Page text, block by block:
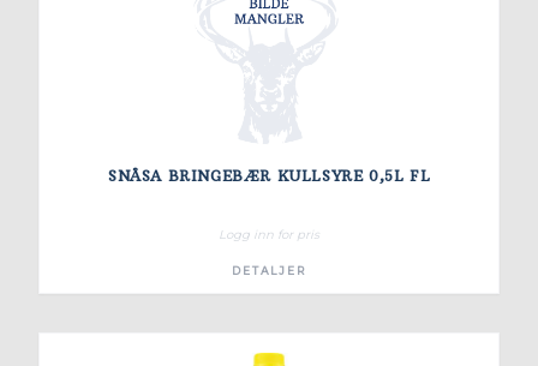
SNÅSA BRINGEBÆR KULLSYRE 0,5L FL
Logg inn for pris
DETALJER